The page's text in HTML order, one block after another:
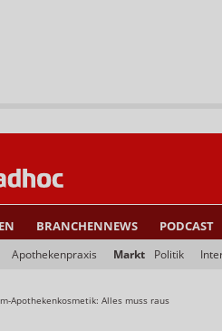
BRANCHENNEWS PODCAST
Apothekenpraxis Markt Politik
Apothekenkosmetik: Alles muss raus